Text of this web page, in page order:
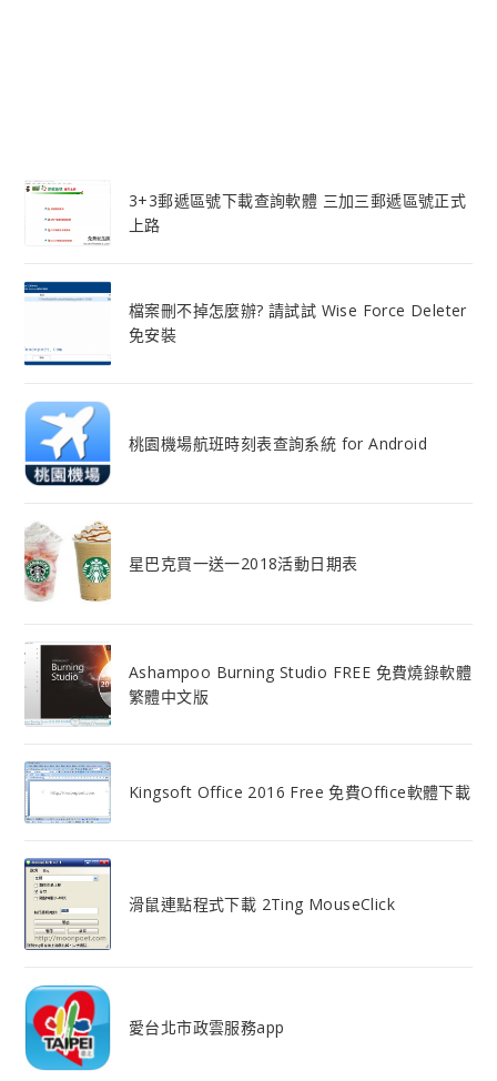
3+3郵遞區號下載查詢軟體 三加三郵遞區號正式
上路
檔案刪不掉怎麼辦? 請試試 Wise Force Deleter
免安裝
桃園機場航班時刻表查詢系統 for Android
星巴克買一送一2018活動日期表
Ashampoo Burning Studio FREE 免費燒錄軟體
繁體中文版
Kingsoft Office 2016 Free 免費Office軟體下載
滑鼠連點程式下載 2Ting MouseClick
愛台北市政雲服務app